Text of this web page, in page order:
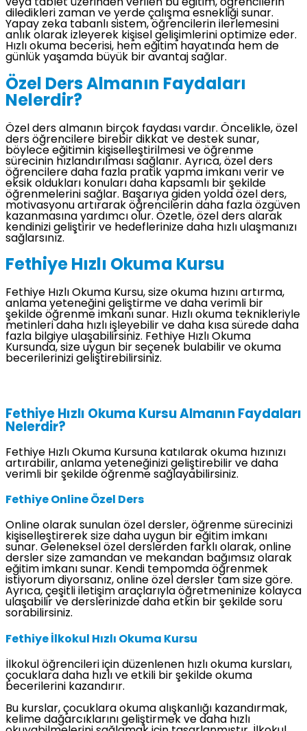
veya tablet üzerinden verilen bu eğitim, öğrencilerin
diledikleri zaman ve yerde çalışma esnekliği sunar.
Yapay zeka tabanlı sistem, öğrencilerin ilerlemesini
anlık olarak izleyerek kişisel gelişimlerini optimize eder.
Hızlı okuma becerisi, hem eğitim hayatında hem de
günlük yaşamda büyük bir avantaj sağlar.
Özel Ders Almanın Faydaları
Nelerdir?
Özel ders almanın birçok faydası vardır. Öncelikle, özel
ders öğrencilere birebir dikkat ve destek sunar,
böylece eğitimin kişiselleştirilmesi ve öğrenme
sürecinin hızlandırılması sağlanır. Ayrıca, özel ders
öğrencilere daha fazla pratik yapma imkanı verir ve
eksik oldukları konuları daha kapsamlı bir şekilde
öğrenmelerini sağlar. Başarıya giden yolda özel ders,
motivasyonu artırarak öğrencilerin daha fazla özgüven
kazanmasına yardımcı olur. Özetle, özel ders alarak
kendinizi geliştirir ve hedeflerinize daha hızlı ulaşmanızı
sağlarsınız.
Fethiye Hızlı Okuma Kursu
Fethiye Hızlı Okuma Kursu, size okuma hızını artırma,
anlama yeteneğini geliştirme ve daha verimli bir
şekilde öğrenme imkanı sunar. Hızlı okuma teknikleriyle
metinleri daha hızlı işleyebilir ve daha kısa sürede daha
fazla bilgiye ulaşabilirsiniz. Fethiye Hızlı Okuma
Kursunda, size uygun bir seçenek bulabilir ve okuma
becerilerinizi geliştirebilirsiniz.
Fethiye Hızlı Okuma Kursu Almanın Faydaları
Nelerdir?
Fethiye Hızlı Okuma Kursuna katılarak okuma hızınızı
artırabilir, anlama yeteneğinizi geliştirebilir ve daha
verimli bir şekilde öğrenme sağlayabilirsiniz.
Fethiye Online Özel Ders
Online olarak sunulan özel dersler, öğrenme sürecinizi
kişiselleştirerek size daha uygun bir eğitim imkanı
sunar. Geleneksel özel derslerden farklı olarak, online
dersler size zamandan ve mekandan bağımsız olarak
eğitim imkanı sunar. Kendi tempomda öğrenmek
istiyorum diyorsanız, online özel dersler tam size göre.
Ayrıca, çeşitli iletişim araçlarıyla öğretmeninize kolayca
ulaşabilir ve derslerinizde daha etkin bir şekilde soru
sorabilirsiniz.
Fethiye İlkokul Hızlı Okuma Kursu
İlkokul öğrencileri için düzenlenen hızlı okuma kursları,
çocuklara daha hızlı ve etkili bir şekilde okuma
becerilerini kazandırır.
Bu kurslar, çocuklara okuma alışkanlığı kazandırmak,
kelime dağarcıklarını geliştirmek ve daha hızlı